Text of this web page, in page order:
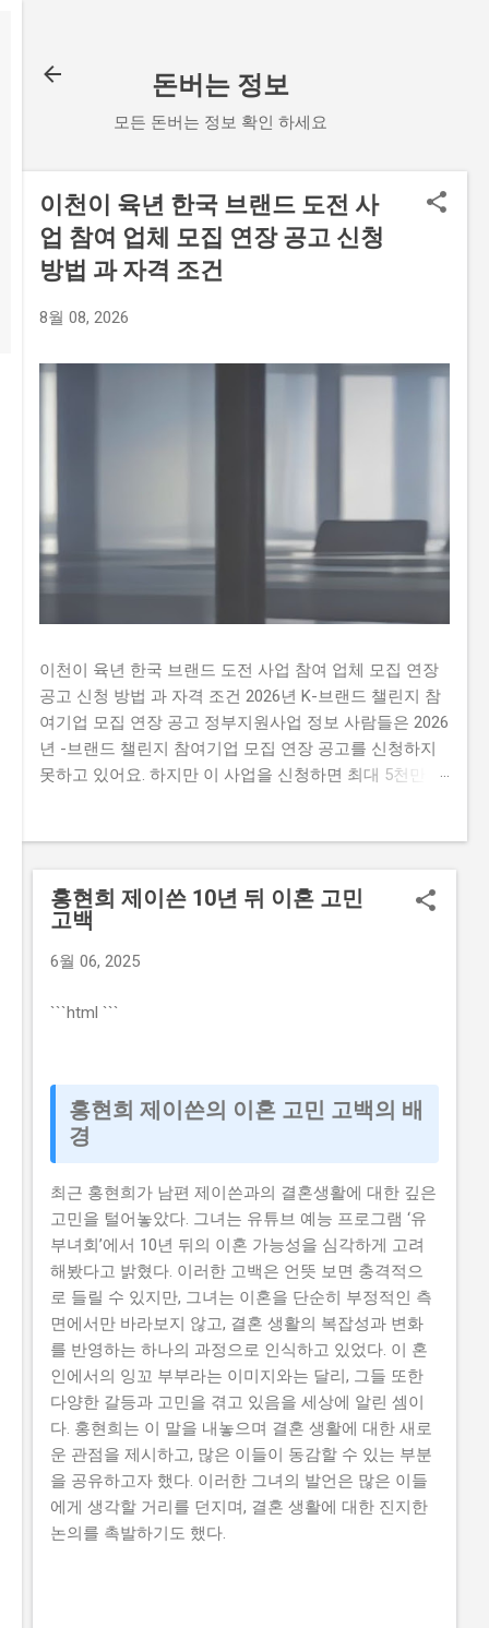
돈버는 정보
모든 돈버는 정보 확인 하세요
이천이 육년 한국 브랜드 도전 사
업 참여 업체 모집 연장 공고 신청
방법 과 자격 조건
8월 08, 2026
이천이 육년 한국 브랜드 도전 사업 참여 업체 모집 연장
공고 신청 방법 과 자격 조건 2026년 K-브랜드 챌린지 참
여기업 모집 연장 공고 정부지원사업 정보 사람들은 2026
년 -브랜드 챌린지 참여기업 모집 연장 공고를 신청하지
못하고 있어요. 하지만 이 사업을 신청하면 최대 5천만 원
롭다는 생각이 많이 있습니다. 둘째, 지원금액이 많지 않
아 실질적인 도움이 되지 않을 것이라는 생각이 있습니다.
마지막으로,신청 방법이 복잡하여 접수하기 어렵다는 생
에서는 2026년 -브랜드 챌린지 참여기업 모집 연장 공고
설명하겠습니다. 따라서 이 글을 읽고 2026년 -브랜드 챌
린지 참여기업 모집 연장 공고를 신청하여 소상공인 지원
금 을 받으세요. 📋 목차 이 사업, 정말 받을 수 있을까? 신
청 자격과 준비물 지원 내용과 실제 혜택 단계별 신청 방
법 탈락하는 이유와 합격 전략 지금 신청하러 가기 이 사
업, 정말 받을 수 있을까? 이 사업이 뭔지, 지원 규모, 연간
선발 인원, 경쟁률 2026년 -브랜드 챌린지 참여기업 모집
연장 공고는 중소벤처기업부 에서 추진하는 사업으로, 중
소기업의 경쟁력을 강화하고 일자리를 창출하는 것을 목
표로 합니다. 지원 규모는 총 5천만 원 이고, 연간 선발 인
원은 100개사 입니다. 경쟁률은 10:1 로 높습니다. 유사 사
업과 비교 (예비 초기 등 구체적 차이점) 2026년 -브랜드
챌린지 참여기업 모집 연장 공고와 유사한 사업으...
홍현희 제이쓴 10년 뒤 이혼 고민
고백
6월 06, 2025
```html ```
홍현희 제이쓴의 이혼 고민 고백의 배
경
최근 홍현희가 남편 제이쓴과의 결혼생활에 대한 깊은
고민을 털어놓았다. 그녀는 유튜브 예능 프로그램 ‘유
부녀회’에서 10년 뒤의 이혼 가능성을 심각하게 고려
해봤다고 밝혔다. 이러한 고백은 언뜻 보면 충격적으
로 들릴 수 있지만, 그녀는 이혼을 단순히 부정적인 측
면에서만 바라보지 않고, 결혼 생활의 복잡성과 변화
를 반영하는 하나의 과정으로 인식하고 있었다. 이 혼
인에서의 잉꼬 부부라는 이미지와는 달리, 그들 또한
다양한 갈등과 고민을 겪고 있음을 세상에 알린 셈이
다. 홍현희는 이 말을 내놓으며 결혼 생활에 대한 새로
운 관점을 제시하고, 많은 이들이 동감할 수 있는 부분
을 공유하고자 했다. 이러한 그녀의 발언은 많은 이들
에게 생각할 거리를 던지며, 결혼 생활에 대한 진지한
논의를 촉발하기도 했다.